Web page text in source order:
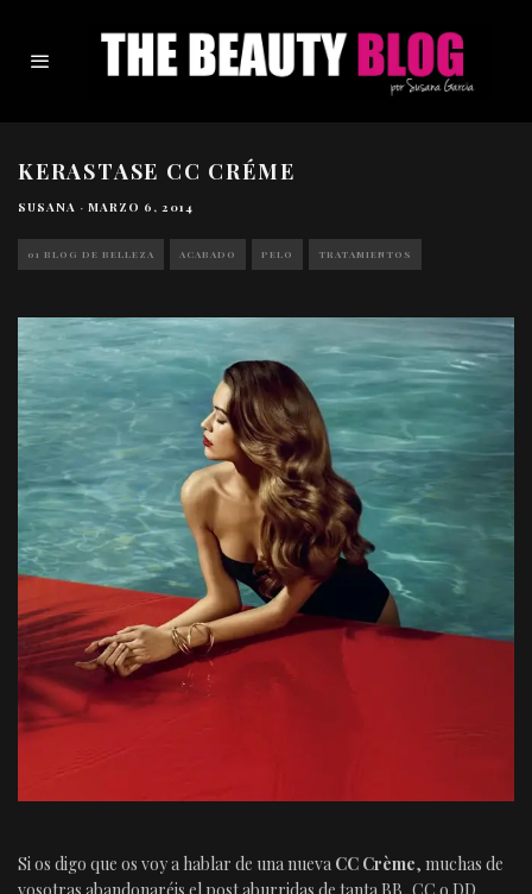
KERASTASE CC CRÉME
SUSANA · MARZO 6, 2014
01 BLOG DE BELLEZA ACABADO PELO TRATAMIENTOS
Si os digo que os voy a hablar de una nueva CC Crème, muchas de